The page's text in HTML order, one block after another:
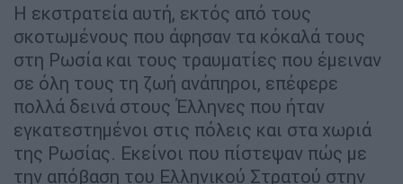
Η εκστρατεία αυτή, εκτός από τους
σκοτωμένους που άφησαν τα κόκαλά τους
στη Ρωσία και τους τραυματίες που έμειναν
σε όλη τους τη ζωή ανάπηροι, επέφερε
πολλά δεινά στους Έλληνες που ήταν
εγκατεστημένοι στις πόλεις και στα χωριά
της Ρωσίας. Εκείνοι που πίστεψαν πώς με
την απόβαση του Ελληνικού Στρατού στην